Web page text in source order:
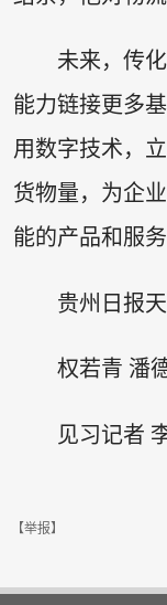
未来，传
能力链接更多
用数字技术，
货物量，为企
能的产品和服务
贵州日报
权若青 潘
见习记者
【举报】